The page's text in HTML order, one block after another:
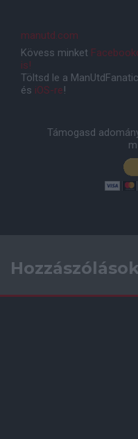
manutd.com
Kövess minket
is!
Töltsd le a
és iOS-re!
Támogasd